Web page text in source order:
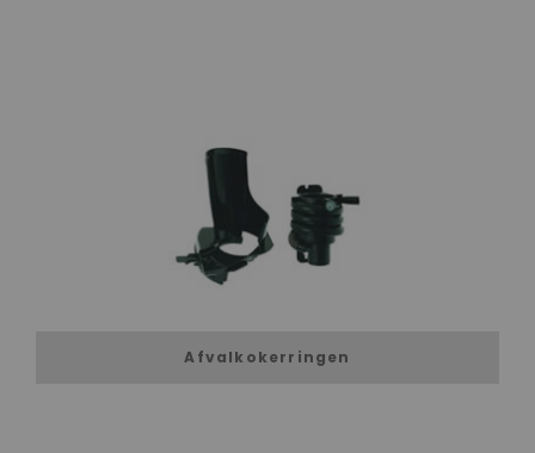
Afvalkokerringen